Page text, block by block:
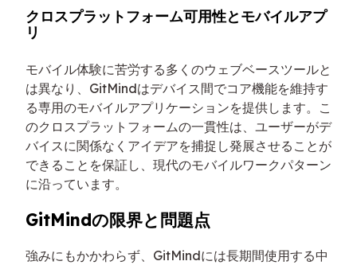
クロスプラットフォーム可用性とモバイルアプ
リ
モバイル体験に苦労する多くのウェブベースツールと
は異なり、GitMindはデバイス間でコア機能を維持す
る専用のモバイルアプリケーションを提供します。こ
のクロスプラットフォームの一貫性は、ユーザーがデ
バイスに関係なくアイデアを捕捉し発展させることが
できることを保証し、現代のモバイルワークパターン
に沿っています。
GitMindの限界と問題点
強みにもかかわらず、GitMindには長期間使用する中